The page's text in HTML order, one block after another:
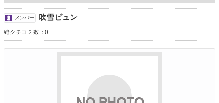
a
t
o
n
i
i
メンバー 吹雪ビュン
総クチコミ数：0